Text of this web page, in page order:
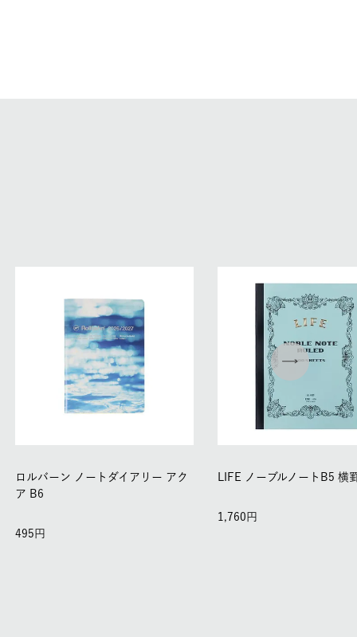
ロルバーン ノートダイアリー アク
ア B6
495
LIFE ノーブルノートB5 横
1,760